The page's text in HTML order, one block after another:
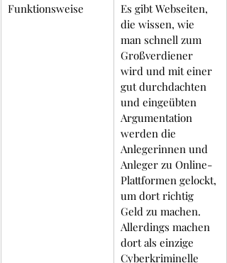
Funktionsweise
Es gibt Webseiten,
die wissen, wie
man schnell zum
Großverdiener
wird und mit einer
gut durchdachten
und eingeübten
Argumentation
werden die
Anlegerinnen und
Anleger zu Online-
Plattformen gelockt,
um dort richtig
Geld zu machen.
Allerdings machen
dort als einzige
Cyberkriminelle